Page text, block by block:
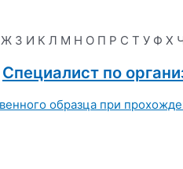
Ж З И К Л М Н О П Р С Т У Ф Х
Специалист по